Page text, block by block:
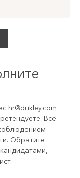
hr@dukley.com
Все
Обратите